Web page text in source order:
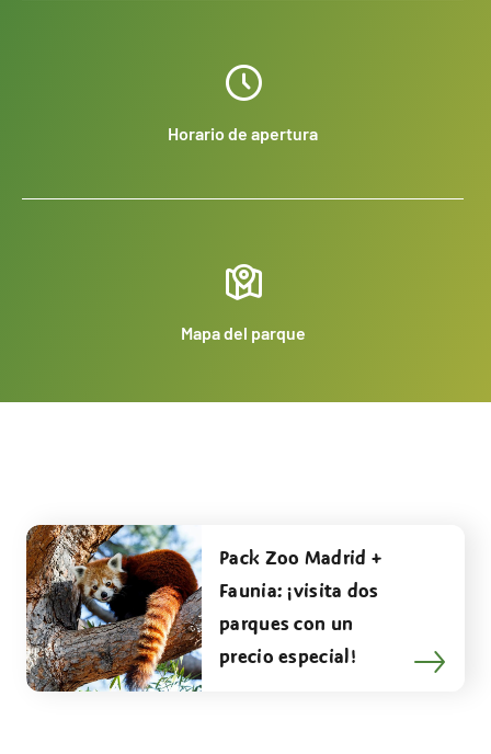
Horario de apertura
Mapa del parque
Pack Zoo Madrid +
Faunia: ¡visita dos
parques con un
precio especial!